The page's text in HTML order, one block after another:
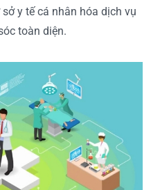
y tế cá nhân hóa dịch vụ
toàn diện.